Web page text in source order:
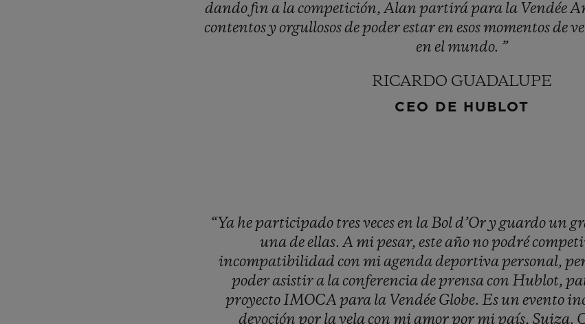
dando fina lacompetición,Alanpartirápara la Vendée
contentosy orgullososdepoderestaren esosmomentosde
en elmundo. ”
RICARDO GUADALUPE
CEO DE HUBLOT
“Ya heparticipado tresvecesen laBold’Ory guardoun
unadeellas.Amipesar,esteañonopodré
incompatibilidad con miagendadeportivapersonal,
poderasistira laconferenciadeprensacon Hublot,
proyectoIMOCApara la Vendée Globe.Esunevento
devoción por lavelacon miamorpormipaís, Suiza.